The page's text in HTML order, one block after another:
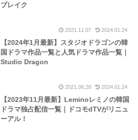
ブレイク
2021.11.07 2024.01.24
【2024年1月最新】スタジオドラゴンの韓
国ドラマ作品一覧と人気ドラマ作品一覧｜
Studio Dragon
2021.06.28 2024.01.24
【2023年11月最新】Leminoレミノの韓国
ドラマ独占配信一覧｜ドコモdTVがリニュ
ーアル！